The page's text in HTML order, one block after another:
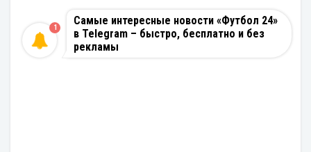
Самые интересные новости «Футбол 24»
в Telegram – быстро, бесплатно и без
рекламы
1